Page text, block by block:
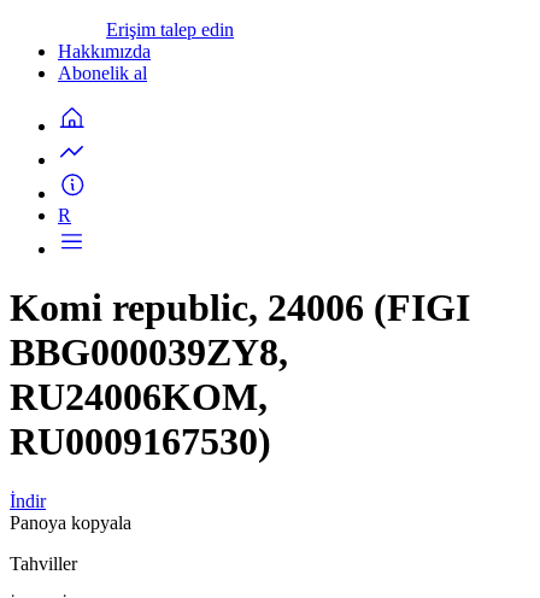
Erişim talep edin
Hakkımızda
Abonelik al
R
Komi republic, 24006 (FIGI
BBG000039ZY8,
RU24006KOM,
RU0009167530)
İndir
Panoya kopyala
Tahviller